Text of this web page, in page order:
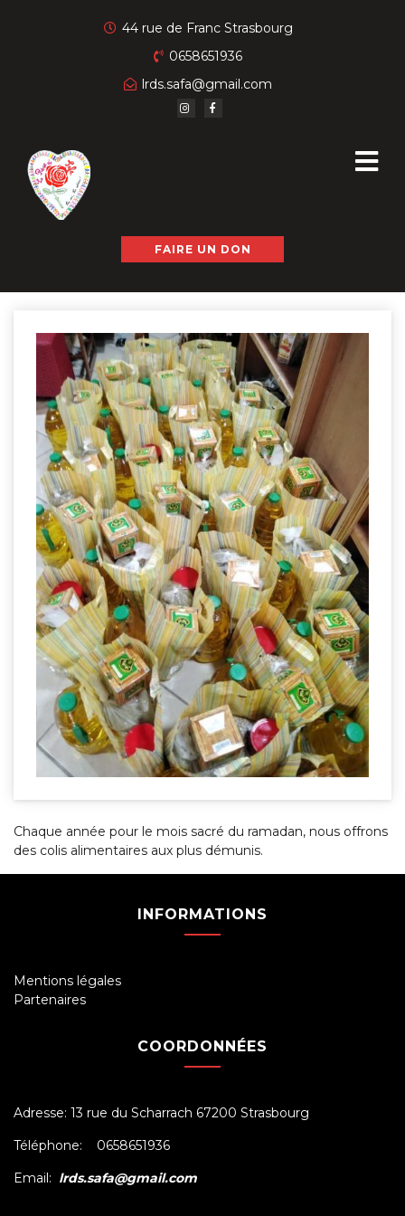
44 rue de Franc Strasbourg
0658651936
lrds.safa@gmail.com
FAIRE UN DON
Chaque année pour le mois sacré du ramadan, nous offrons
des colis alimentaires aux plus démunis.
INFORMATIONS
Mentions légales
Partenaires
COORDONNÉES
Adresse: 13 rue du Scharrach 67200 Strasbourg
Téléphone: 0658651936
Email: lrds.safa@gmail.com